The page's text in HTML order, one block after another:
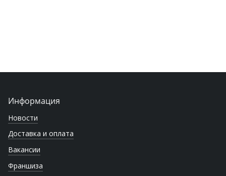
Информация
Новости
Доставка и оплата
Вакансии
Франшиза